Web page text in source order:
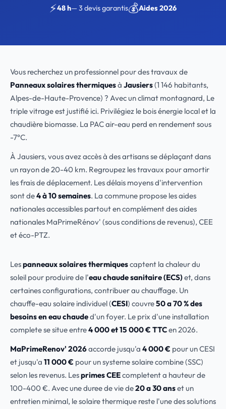
⚡48 h— 3 devis garantis💰Aides 2026
Vous recherchez un professionnel pour des travaux de
Panneaux solaires thermiquesà Jausiers(1 146 habitants,
Alpes-de-Haute-Provence) ? Avec un climat montagnard, Le
triple vitrage est justifié ici. Privilégiez le bois énergie local et la
chaudière biomasse. La PAC air-eau perd en rendement sous
-7°C.
À Jausiers, vous avez accès à des artisans se déplaçant dans
un rayon de 20-40 km. Regroupez les travaux pour amortir
les frais de déplacement. Les délais moyens d'intervention
sont de4 à 10 semaines. La commune propose les aides
nationales accessibles partout en complément des aides
nationales MaPrimeRénov' (sous conditions de revenus), CEE
et éco-PTZ.
Lespanneaux solaires thermiquescaptent la chaleur du
soleil pour produire de l'eau chaude sanitaire (ECS)et, dans
certaines configurations, contribuer au chauffage. Un
chauffe-eau solaire individuel (CESI) couvre50 a 70 % des
besoins en eau chauded'un foyer. Le prix d'une installation
complete se situe entre4 000 et 15 000 € TTCen 2026.
MaPrimeRenov' 2026accorde jusqu'a 4 000 € pour un CESI
et jusqu'a 11 000 € pour un systeme solaire combine (SSC)
selon les revenus. Lesprimes CEEcompletent a hauteur de
100-400 €. Avec une duree de vie de20 a 30 anset un
entretien minimal, le solaire thermique reste l'une des solutions